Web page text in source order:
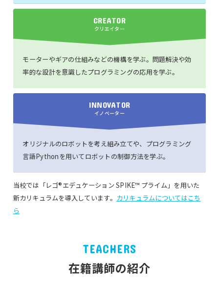
CREATOR
クリエイター
モーターやギアの仕組みなどの機構を学ぶ。問題解決や効
率的な設計を意識したプログラミングの応用を学ぶ。
INNOVATOR
イノベーター
オリジナルのロボットを考え組み立てや、プログラミング
言語Pythonを用いてロボットの制御方法を学ぶ。
当校では「レゴ®エデュケーション SPIKE™ プライム」を用いた
新カリキュラムを導入しています。 カリキュラムについてはこち
ら
TEACHERS
在籍講師の紹介